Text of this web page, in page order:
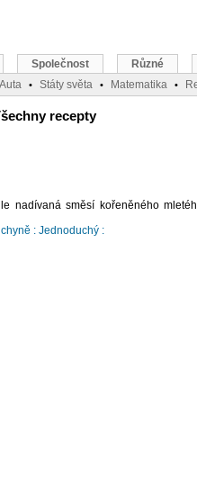
recepty
nadívaná směsí kořeněného
: Jednoduchý :
Společnost Různé
Auta • Státy světa • Matematika •